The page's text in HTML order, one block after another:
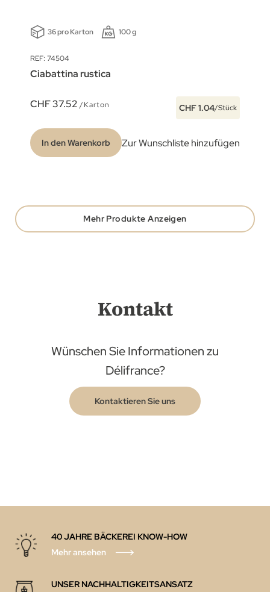
36 pro Karton 100 g
REF: 74504
Ciabattina rustica
CHF 37.52 /Karton CHF 1.04/Stück
In den Warenkorb Zur Wunschliste hinzufügen
Mehr Produkte Anzeigen
Kontakt
Wünschen Sie Informationen zu
Délifrance?
Kontaktieren Sie uns
40 JAHRE BÄCKEREI KNOW-HOW
Mehr ansehen
UNSER NACHHALTIGKEITSANSATZ